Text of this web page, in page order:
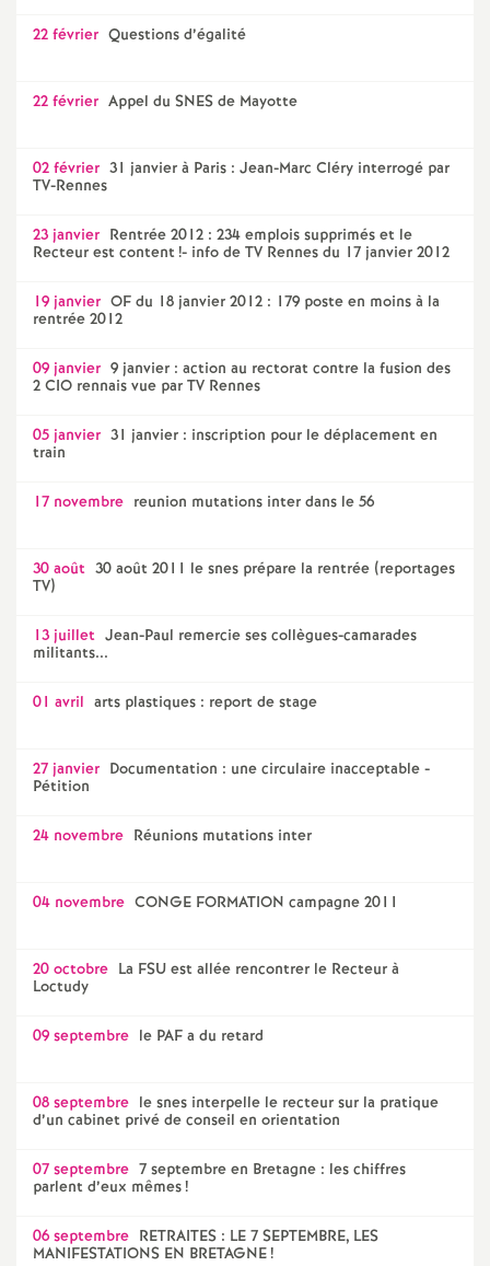
22 février Questions d’égalité
22 février Appel du SNES de Mayotte
02 février 31 janvier à Paris : Jean-Marc Cléry interrogé par
TV-Rennes
23 janvier Rentrée 2012 : 234 emplois supprimés et le
Recteur est content!- info de TV Rennes du 17 janvier 2012
19 janvier OF du 18 janvier 2012 : 179 poste en moins à la
rentrée 2012
09 janvier 9 janvier : action au rectorat contre la fusion des
2 CIO rennais vue par TV Rennes
05 janvier 31 janvier : inscription pour le déplacement en
train
17 novembre reunion mutations inter dans le 56
30 août 30 août 2011 le snes prépare la rentrée (reportages
TV)
13 juillet Jean-Paul remercie ses collègues-camarades
militants...
01 avril arts plastiques : report de stage
27 janvier Documentation : une circulaire inacceptable -
Pétition
24 novembre Réunions mutations inter
04 novembre CONGE FORMATION campagne 2011
20 octobre La FSU est allée rencontrer le Recteur à
Loctudy
09 septembre le PAF a du retard
08 septembre le snes interpelle le recteur sur la pratique
d’un cabinet privé de conseil en orientation
07 septembre 7 septembre en Bretagne : les chiffres
parlent d’eux mêmes!
06 septembre RETRAITES : LE 7 SEPTEMBRE, LES
MANIFESTATIONS EN BRETAGNE!